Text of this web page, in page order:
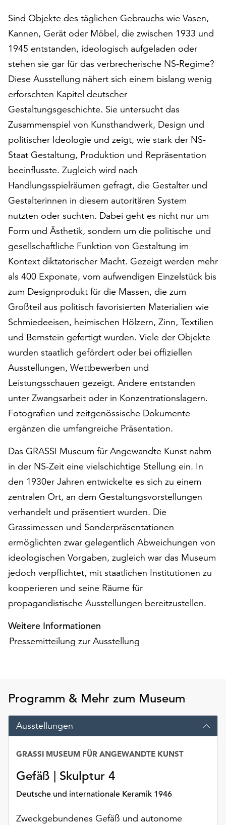
„Alle
akzeptieren“,
um
alle
Cookies
zu
akzeptieren.
Sie
können
Ihr
Einverständnis
jederzeit
ändern
und
widerrufen.
Dafür
Ihnen
am
Ende
der
Seite
die
Schaltfläche
„Cookie-
Einstellungen“
zur
Verfügung.
Funktionale
werden
auch
ohne
Einverständnis
weiterhin
Möchten
Sie
die
verwendeten
Cookies
anpassen,
erreichen
Sie
die
Einstellungen
über
die
Schaltfläche
„Auswählen“.
Weitere
Informationen
Datenschutzerklärung
oder
dem
Impressum
Sind Objekte des täglichen Gebrauchs wie Vasen,
Kannen, Gerät oder Möbel, die zwischen 1933 und
1945 entstanden, ideologisch aufgeladen oder
stehen sie gar für das verbrecherische NS-Regime?
Diese Ausstellung nähert sich einem bislang wenig
erforschten Kapitel deutscher
Gestaltungsgeschichte. Sie untersucht das
Zusammenspiel von Kunsthandwerk, Design und
politischer Ideologie und zeigt, wie stark der NS-
Staat Gestaltung, Produktion und Repräsentation
beeinflusste. Zugleich wird nach
Handlungsspielräumen gefragt, die Gestalter und
Gestalterinnen in diesem autoritären System
nutzten oder suchten. Dabei geht es nicht nur um
Form und Ästhetik, sondern um die politische und
gesellschaftliche Funktion von Gestaltung im
Kontext diktatorischer Macht. Gezeigt werden mehr
als 400 Exponate, vom aufwendigen Einzelstück bis
zum Designprodukt für die Massen, die zum
Großteil aus politisch favorisierten Materialien wie
Schmiedeeisen, heimischen Hölzern, Zinn, Textilien
und Bernstein gefertigt wurden. Viele der Objekte
wurden staatlich gefördert oder bei offiziellen
Ausstellungen, Wettbewerben und
Leistungsschauen gezeigt. Andere entstanden
unter Zwangsarbeit oder in Konzentrationslagern.
Fotografien und zeitgenössische Dokumente
ergänzen die umfangreiche Präsentation.
Das GRASSI Museum für Angewandte Kunst nahm
in der NS-Zeit eine vielschichtige Stellung ein. In
den 1930er Jahren entwickelte es sich zu einem
zentralen Ort, an dem Gestaltungsvorstellungen
verhandelt und präsentiert wurden. Die
Grassimessen und Sonderpräsentationen
ermöglichten zwar gelegentlich Abweichungen von
ideologischen Vorgaben, zugleich war das Museum
jedoch verpflichtet, mit staatlichen Institutionen zu
kooperieren und seine Räume für
propagandistische Ausstellungen bereitzustellen.
Weitere Informationen
Pressemitteilung zur Ausstellung
Programm & Mehr zum Museum
Ausstellungen
Gefäß | Skulptur 4
Deutsche und internationale Keramik 1946
GRASSI MUSEUM FÜR ANGEWANDTE KUNST
Zweckgebundenes Gefäß und autonome